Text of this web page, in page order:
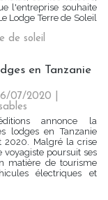
l'entreprise souhaite
Lodge Terre de Soleil
de soleil
en Tanzanie
07/2020
annonce la
lodges en Tanzanie
2020. Malgré la crise
voyagiste poursuit ses
matière de tourisme
électriques et